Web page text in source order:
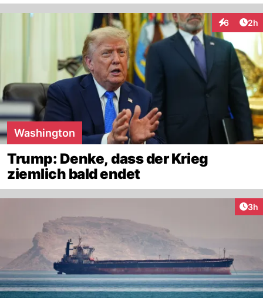
6 2h
Washington
Trump: Denke, dass der Krieg
ziemlich bald endet
3h